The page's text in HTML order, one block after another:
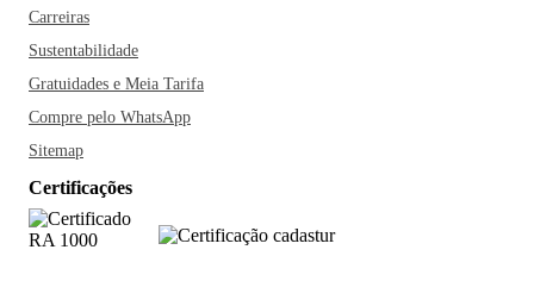
Carreiras
Sustentabilidade
Gratuidades e Meia Tarifa
Compre pelo WhatsApp
Sitemap
Certificações